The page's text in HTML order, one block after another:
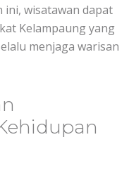
ini, wisatawan dapat
Kelampaung yang
menjaga warisan